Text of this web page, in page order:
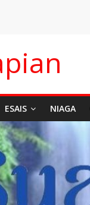
ESAIS NIAGA